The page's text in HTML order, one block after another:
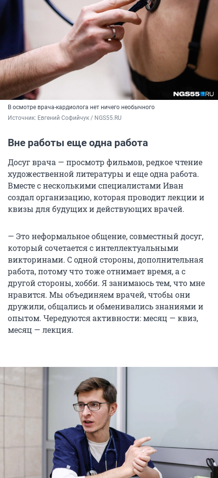
В осмотре врача-кардиолога нет ничего необычного
Источник: Евгений Софийчук / NGS55.RU
Вне работы еще одна работа
Досуг врача — просмотр фильмов, редкое чтение
художественной литературы и еще одна работа.
Вместе с несколькими специалистами Иван
создал организацию, которая проводит лекции и
квизы для будущих и действующих врачей.
— Это неформальное общение, совместный досуг,
который сочетается с интеллектуальными
викторинами. С одной стороны, дополнительная
работа, потому что тоже отнимает время, а с
другой стороны, хобби. Я занимаюсь тем, что мне
нравится. Мы объединяем врачей, чтобы они
дружили, общались и обменивались знаниями и
опытом. Чередуются активности: месяц — квиз,
месяц — лекция.